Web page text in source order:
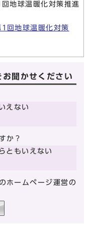
地球温暖化対策推進
回地球温暖化対策
聞かせください
えない
か？
ともいえない
ホームページ運営の